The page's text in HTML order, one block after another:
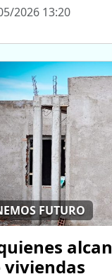
2026 13:20
FUTURO
viviendas